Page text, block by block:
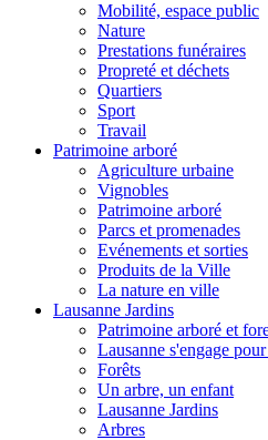
Mobilité, espace public
Nature
Prestations funéraires
Propreté et déchets
Quartiers
Sport
Travail
Patrimoine arboré
Agriculture urbaine
Vignobles
Patrimoine arboré
Parcs et promenades
Evénements et sorties
Produits de la Ville
La nature en ville
Lausanne Jardins
Patrimoine arboré et
Lausanne s'engage
Forêts
Un arbre, un enfant
Lausanne Jardins
Arbres